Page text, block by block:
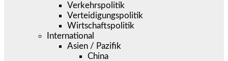
Verkehrspolitik
Verteidigungspolitik
Wirtschaftspolitik
International
Asien / Pazifik
China